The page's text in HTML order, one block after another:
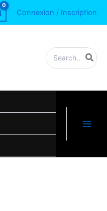
Connexion / Inscription
Rechercher: